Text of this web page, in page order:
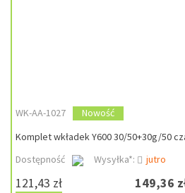
WK-AA-1027
Nowość
Komplet wkładek Y600 30/50+30g/50
Dostępność
Wysyłka*: jutro
121,43 zł 149,36